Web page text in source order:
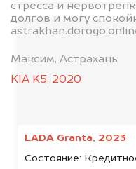
LADA Granta, 2023
Состояние:
стресса и
долгов и могу
Максим, Астрахань
KIA K5, 2020